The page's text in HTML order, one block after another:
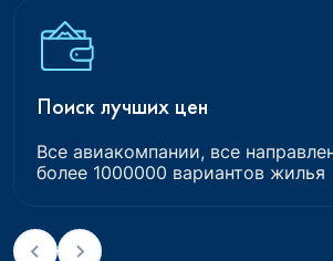
Поиск лучших цен
Все авиакомпании, все
более 1000000 вариантов жилья